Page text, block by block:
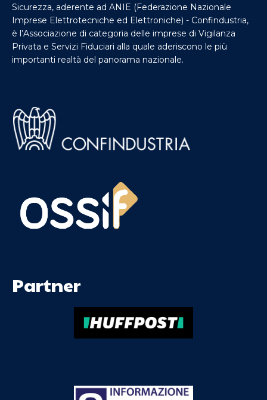
Sicurezza, aderente ad ANIE (Federazione Nazionale
Imprese Elettrotecniche ed Elettroniche) - Confindustria,
è l’Associazione di categoria delle imprese di Vigilanza
Privata e Servizi Fiduciari alla quale aderiscono le più
importanti realtà del panorama nazionale.
Partner